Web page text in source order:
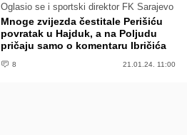
Oglasio se i sportski direktor FK Sarajevo
Mnoge zvijezda čestitale Perišiću
povratak u Hajduk, a na Poljudu
pričaju samo o komentaru Ibričića
8 21.01.24. 11:00